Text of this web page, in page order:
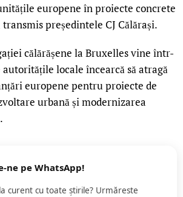
europene în proiecte concrete
președintele CJ Călărași.
călărășene la Bruxelles vine într-
locale încearcă să atragă
europene pentru proiecte de
urbană și modernizarea
ne pe WhatsApp!
curent cu toate știrile? Urmăreste